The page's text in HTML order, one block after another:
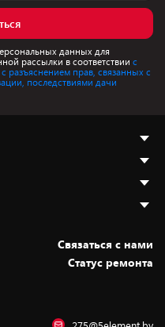
данных для
рассылки в соответствии с
с разъяснением прав, связанных с
последствиями дачи
Cвязаться с нами
Статус ремонта